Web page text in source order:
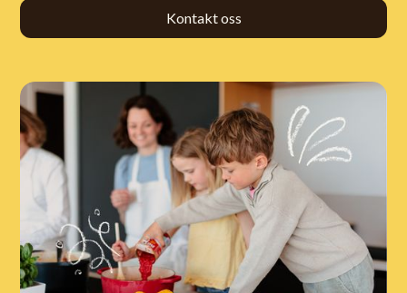
Kontakt oss